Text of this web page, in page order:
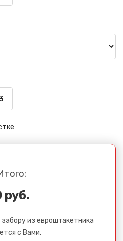
3
руб.
из евроштакетника
с Вами.